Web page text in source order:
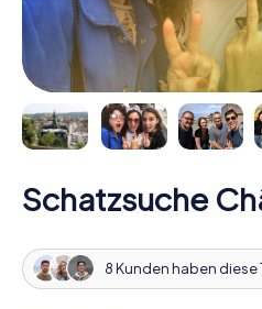
Schatzsuche
8 Kunden haben diese